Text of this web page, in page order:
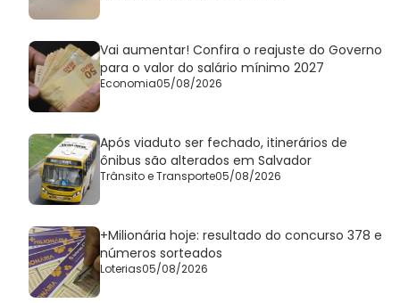
Vai aumentar! Confira o reajuste do Governo
para o valor do salário mínimo 2027
Economia05/08/2026
Após viaduto ser fechado, itinerários de
ônibus são alterados em Salvador
Trânsito e Transporte05/08/2026
+Milionária hoje: resultado do concurso 378 e
números sorteados
Loterias05/08/2026